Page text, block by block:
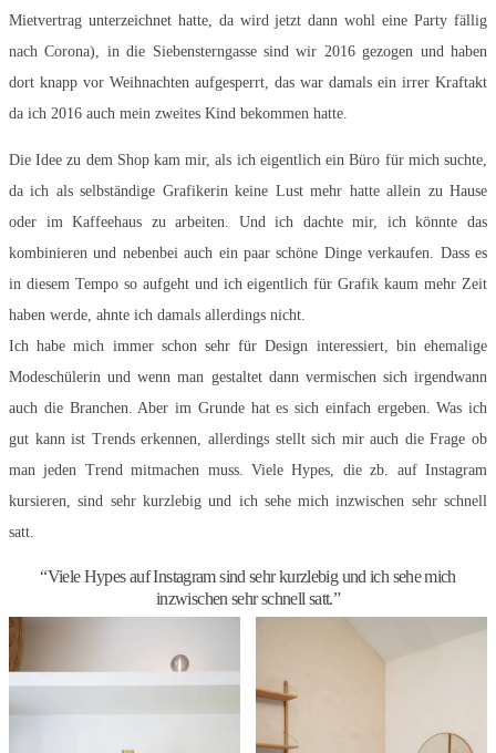
Mietvertrag unterzeichnet hatte, da wird jetzt dann wohl eine Party fällig
nach Corona), in die Siebensterngasse sind wir 2016 gezogen und haben
dort knapp vor Weihnachten aufgesperrt, das war damals ein irrer Kraftakt
da ich 2016 auch mein zweites Kind bekommen hatte.
Die Idee zu dem Shop kam mir, als ich eigentlich ein Büro für mich suchte,
da ich als selbständige Grafikerin keine Lust mehr hatte allein zu Hause
oder im Kaffeehaus zu arbeiten. Und ich dachte mir, ich könnte das
kombinieren und nebenbei auch ein paar schöne Dinge verkaufen. Dass es
in diesem Tempo so aufgeht und ich eigentlich für Grafik kaum mehr Zeit
haben werde, ahnte ich damals allerdings nicht.
Ich habe mich immer schon sehr für Design interessiert, bin ehemalige
Modeschülerin und wenn man gestaltet dann vermischen sich irgendwann
auch die Branchen. Aber im Grunde hat es sich einfach ergeben. Was ich
gut kann ist Trends erkennen, allerdings stellt sich mir auch die Frage ob
man jeden Trend mitmachen muss. Viele Hypes, die zb. auf Instagram
kursieren, sind sehr kurzlebig und ich sehe mich inzwischen sehr schnell
satt.
“Viele Hypes auf Instagram sind sehr kurzlebig und ich sehe mich
inzwischen sehr schnell satt.”